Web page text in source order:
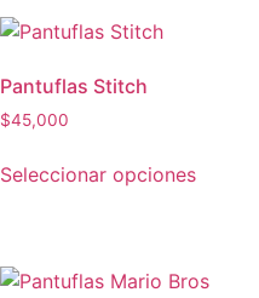
Pantuflas Stitch
$45,000
Seleccionar opciones